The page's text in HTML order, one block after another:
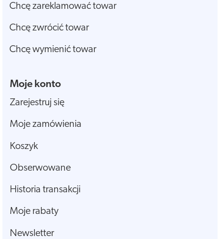
Chcę zareklamować towar
Chcę zwrócić towar
Chcę wymienić towar
Moje konto
Zarejestruj się
Moje zamówienia
Koszyk
Obserwowane
Historia transakcji
Moje rabaty
Newsletter